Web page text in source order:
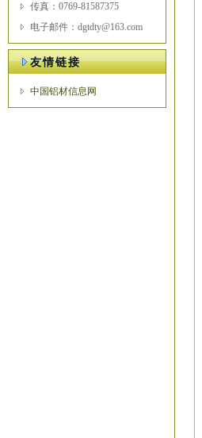
传真：0769-81587375
电子邮件：dgtdty@163.com
友情链接
中国铝材信息网